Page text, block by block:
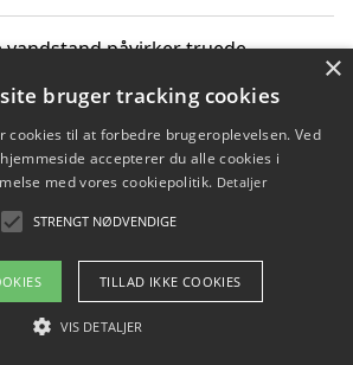
vandstand påvirker truede
bedste vandrerygsække til
2026 - Pilanto Aps
×
bruger tracking cookies
cookies til at forbedre brugeroplevelsen. Ved
accepterer du alle cookies i
med vores cookiepolitik. Detaljer
STRENGT NØDVENDIGE
TILLAD IKKE COOKIES
VIS DETALJER